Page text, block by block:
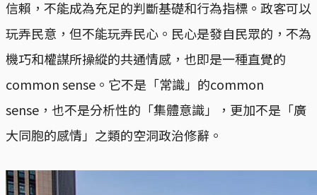
信賴，不能成為充足的判斷基礎和行為指標。政客可以
玩弄民意，但不能玩弄民心。民心是發自民眾的，不為
機巧和權謀所操縱的共通情感，也即是一種直覺的
common sense。它不是「常識」的common
sense，也不是分析性的「集體意識」，更加不是「廣
大同胞的感情」之類的空洞政治修辭。